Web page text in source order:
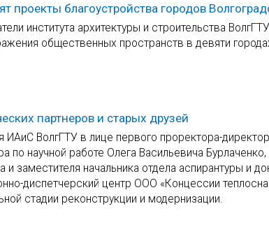
проекты благоустройства городов
института архитектуры и строительства
общественных пространств в девяти
партнеров и старых друзей
ИАиС ВолгГТУ в лице первого проректора-
по научной работе Олега Васильевича
и заместителя начальника отдела аспирантуры и
диспетчерский центр ООО «Концессии
стадии реконструкции и модернизации.